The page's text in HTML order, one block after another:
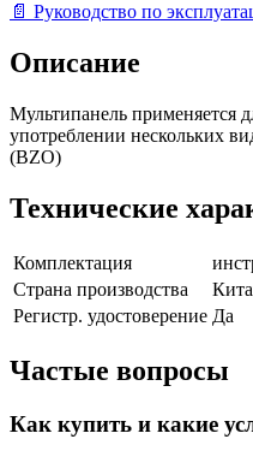
📄 Руководство по
Описание
Мультипанель применяется
употреблении нескольких
(BZO)
Технические
Комплектация
Страна производства
Регистр. удостоверение Да
Частые вопросы
Как купить и какие